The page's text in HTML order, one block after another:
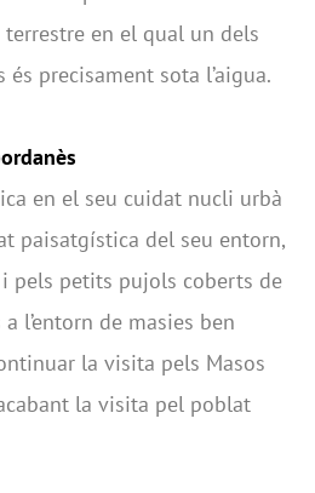
en el qual un dels
precisament sota l’aigua.
en el seu cuidat nucli urbà
paisatgística del seu entorn,
pels petits pujols coberts de
l’entorn de masies ben
la visita pels Masos
la visita pel poblat